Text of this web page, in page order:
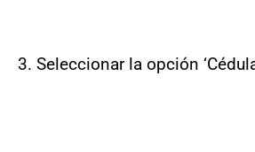
3. Seleccionar la opción